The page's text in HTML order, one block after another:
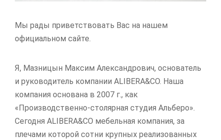
Мы рады приветствовать Вас на нашем
официальном сайте.
Я, Мазницын Максим Александрович, основатель
и руководитель компании ALIBERA&CO. Наша
компания основана в 2007 г., как
«Производственно-столярная студия Альберо».
Сегодня ALIBERA&CO мебельная компания, за
плечами которой сотни крупных реализованных